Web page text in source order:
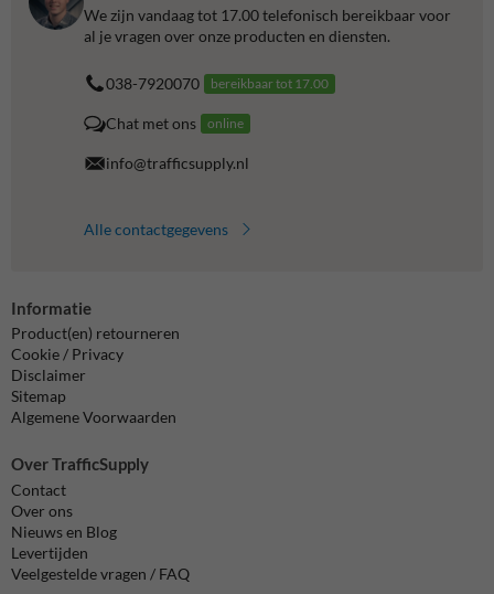
We zijn vandaag tot 17.00 telefonisch bereikbaar voor
al je vragen over onze producten en diensten.
038-7920070 bereikbaar tot 17.00
Chat met ons online
info@trafficsupply.nl
Alle contactgegevens
Informatie
Product(en) retourneren
Cookie / Privacy
Disclaimer
Sitemap
Algemene Voorwaarden
Over TrafficSupply
Contact
Over ons
Nieuws en Blog
Levertijden
Veelgestelde vragen / FAQ